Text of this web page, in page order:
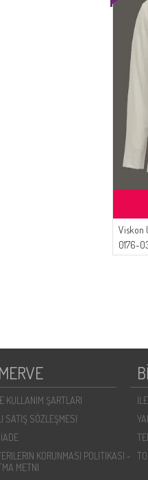
Viskon
0176-
KULLANIM ŞARTLARI
SATIŞ SÖZLEŞMESI
KORUNMASI POLITIKASI -
METNI